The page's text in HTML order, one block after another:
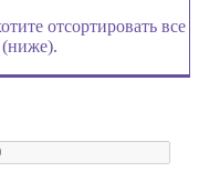
отсортировать все
(ниже).